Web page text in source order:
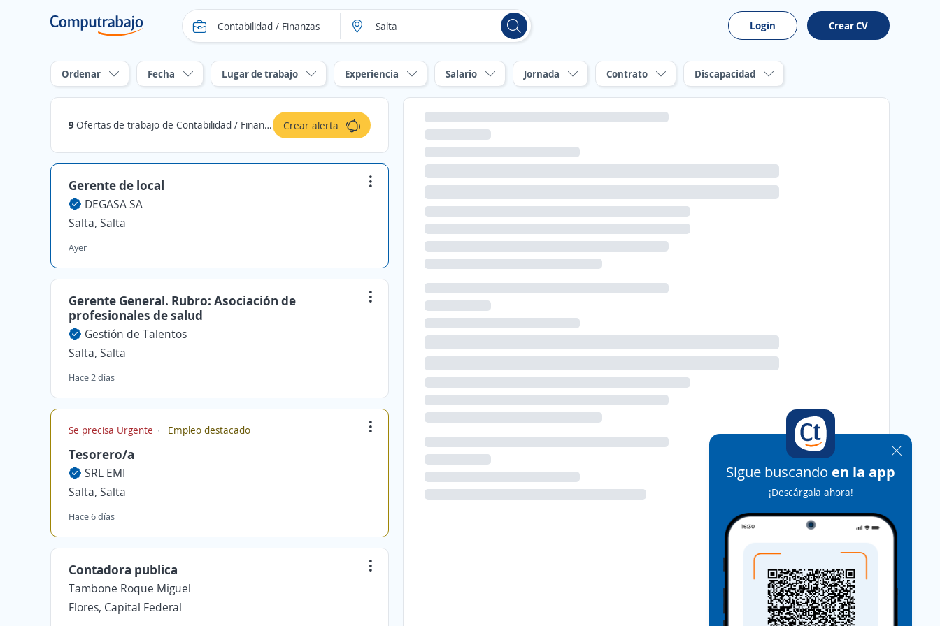
Login Crear CV
Ordenar Fecha Lugar de trabajo Experiencia Salario Jornada Contrato Discapacidad
9 Ofertas de trabajo de Contabilidad / Finanzas en Salta Crear alerta
Gerente de local
DEGASA SA
Salta, Salta
Ayer
Gerente General. Rubro: Asociación de
profesionales de salud
Gestión de Talentos
Salta, Salta
Hace 2 días
Se precisa Urgente Empleo destacado
Tesorero/a
SRL EMI
Salta, Salta
Hace 6 días
Contadora publica
Tambone Roque Miguel
Flores, Capital Federal
Sigue buscando en la app
¡Descárgala ahora!